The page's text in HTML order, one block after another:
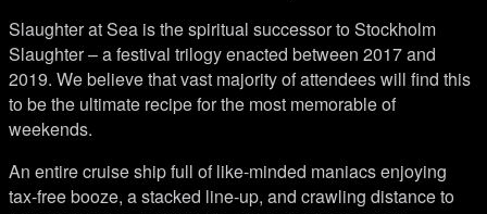
Slaughter at Sea is the spiritual successor to Stockholm
Slaughter – a festival trilogy enacted between 2017 and
2019. We believe that vast majority of attendees will find this
to be the ultimate recipe for the most memorable of
weekends.
An entire cruise ship full of like-minded maniacs enjoying
tax-free booze, a stacked line-up, and crawling distance to